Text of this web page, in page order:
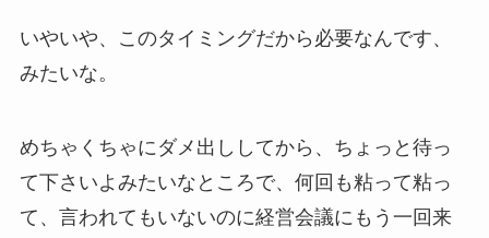
いやいや、このタイミングだから必要なんです、
みたいな。
めちゃくちゃにダメ出ししてから、ちょっと待っ
て下さいよみたいなところで、何回も粘って粘っ
て、言われてもいないのに経営会議にもう一回来